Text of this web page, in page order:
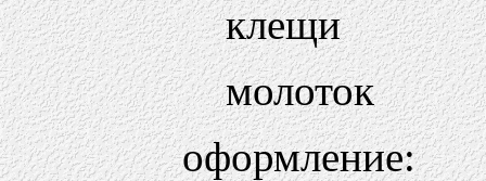
клещи
молоток
оформление: